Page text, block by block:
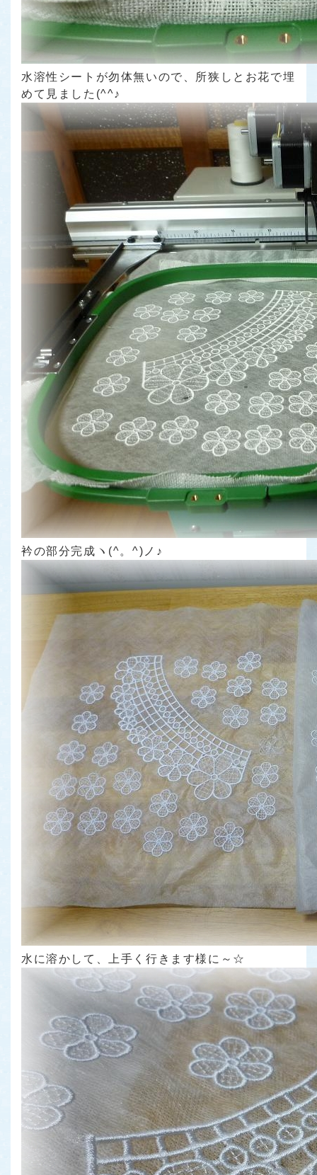
水溶性シートが勿体無いので、所狭しとお花で埋
めて見ました(^^♪
衿の部分完成ヽ(^。^)ノ♪
水に溶かして、上手く行きます様に～☆